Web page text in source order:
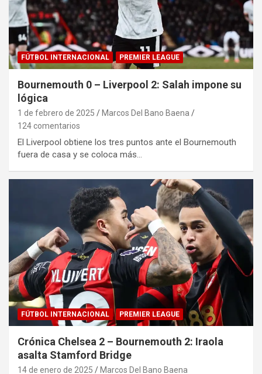
FÚTBOL INTERNACIONAL PREMIER LEAGUE
Bournemouth 0 – Liverpool 2: Salah impone su
lógica
1 de febrero de 2025
Marcos Del Bano Baena
124 comentarios
El Liverpool obtiene los tres puntos ante el Bournemouth
fuera de casa y se coloca más…
FÚTBOL INTERNACIONAL PREMIER LEAGUE
Crónica Chelsea 2 – Bournemouth 2: Iraola
asalta Stamford Bridge
14 de enero de 2025 Marcos Del Bano Baena